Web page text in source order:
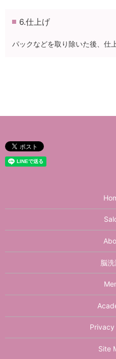
6.仕上げ
パックなどを取り除いた後、仕
脳
Privacy
Site